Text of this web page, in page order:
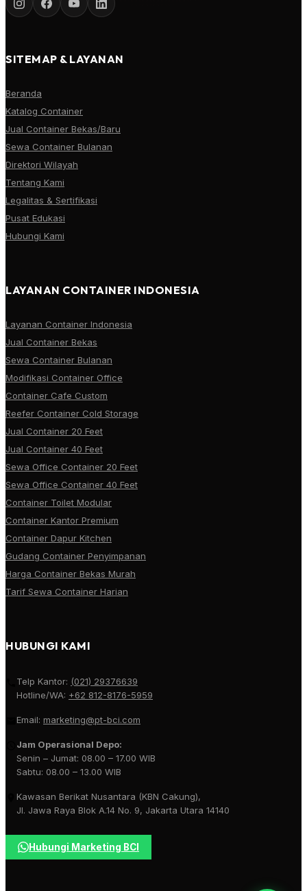
SITEMAP & LAYANAN
Beranda
Katalog Container
Jual Container Bekas/Baru
Sewa Container Bulanan
Direktori Wilayah
Tentang Kami
Legalitas & Sertifikasi
Pusat Edukasi
Hubungi Kami
LAYANAN CONTAINER INDONESIA
Layanan Container Indonesia
Jual Container Bekas
Sewa Container Bulanan
Modifikasi Container Office
Container Cafe Custom
Reefer Container Cold Storage
Jual Container 20 Feet
Jual Container 40 Feet
Sewa Office Container 20 Feet
Sewa Office Container 40 Feet
Container Toilet Modular
Container Kantor Premium
Container Dapur Kitchen
Gudang Container Penyimpanan
Harga Container Bekas Murah
Tarif Sewa Container Harian
HUBUNGI KAMI
Telp Kantor: (021) 29376639
Hotline/WA: +62 812-8176-5959
Email: marketing@pt-bci.com
Jam Operasional Depo:
Senin – Jumat: 08.00 – 17.00 WIB
Sabtu: 08.00 – 13.00 WIB
Kawasan Berikat Nusantara (KBN Cakung),
Jl. Jawa Raya Blok A.14 No. 9, Jakarta Utara 14140
Hubungi Marketing BCI